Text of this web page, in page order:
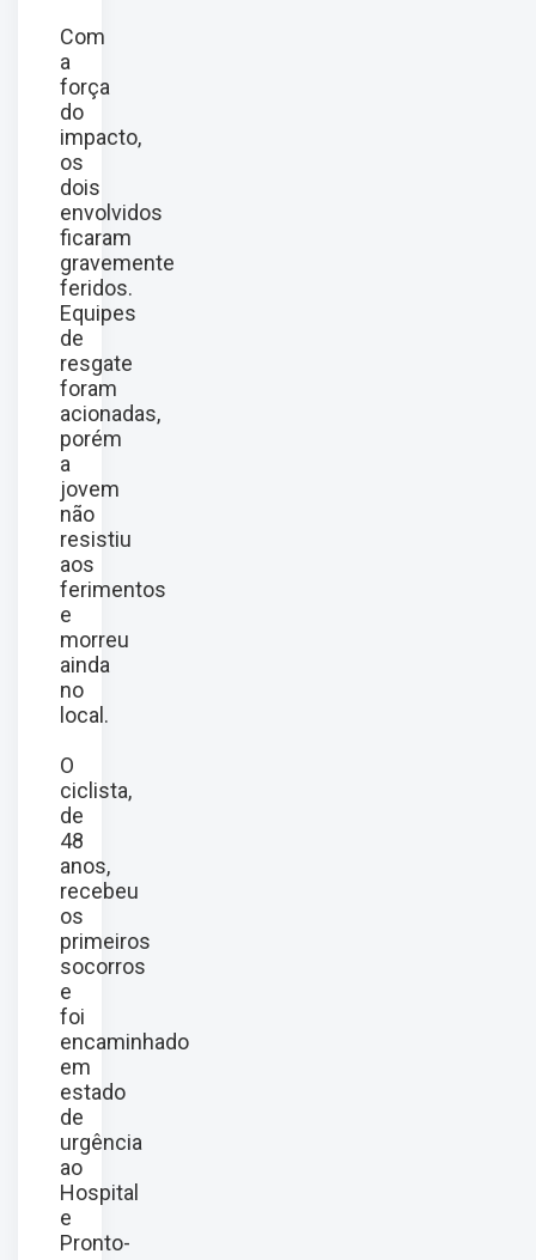
Com
a
força
do
impacto,
os
dois
envolvidos
ficaram
gravemente
feridos.
Equipes
de
resgate
foram
acionadas,
porém
a
jovem
não
resistiu
aos
ferimentos
e
morreu
ainda
no
local.
O
ciclista,
de
48
anos,
recebeu
os
primeiros
socorros
e
foi
encaminhado
em
estado
de
urgência
ao
Hospital
e
Pronto-